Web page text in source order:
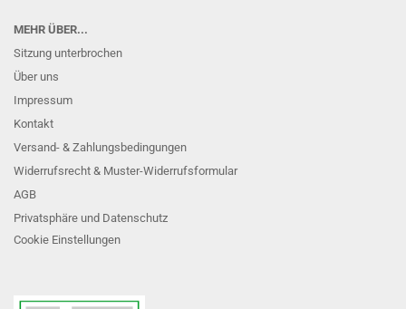
MEHR ÜBER...
Sitzung unterbrochen
Über uns
Impressum
Kontakt
Versand- & Zahlungsbedingungen
Widerrufsrecht & Muster-Widerrufsformular
AGB
Privatsphäre und Datenschutz
Cookie Einstellungen